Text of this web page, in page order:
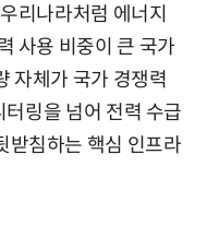
리나라처럼 에너지
사용 비중이 큰 국가
자체가 국가 경쟁력
링을 넘어 전력 수급
받침하는 핵심 인프라